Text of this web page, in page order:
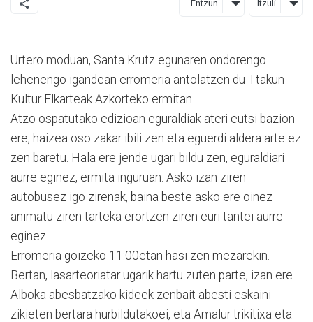
Entzun Itzuli
Urtero moduan, Santa Krutz egunaren ondorengo
lehenengo igandean erromeria antolatzen du Ttakun
Kultur Elkarteak Azkorteko ermitan.
Atzo ospatutako edizioan eguraldiak ateri eutsi bazion
ere, haizea oso zakar ibili zen eta eguerdi aldera arte ez
zen baretu. Hala ere jende ugari bildu zen, eguraldiari
aurre eginez, ermita inguruan. Asko izan ziren
autobusez igo zirenak, baina beste asko ere oinez
animatu ziren tarteka erortzen ziren euri tantei aurre
eginez.
Erromeria goizeko 11:00etan hasi zen mezarekin.
Bertan, lasarteoriatar ugarik hartu zuten parte, izan ere
Alboka abesbatzako kideek zenbait abesti eskaini
zikieten bertara hurbildutakoei, eta Amalur trikitixa eta